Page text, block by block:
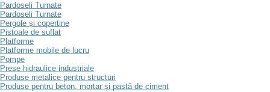
Pardoseli Turnate
Pardoseli Turnate
Pergole și copertine
Pistoale de suflat
Platforme
Platforme mobile de lucru
Pompe
Prese hidraulice industriale
Produse metalice pentru structuri
Produse pentru beton, mortar și pastă de ciment